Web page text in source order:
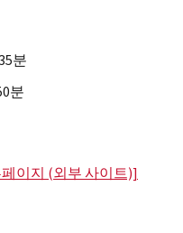
분
분
이지 (외부 사이트)]